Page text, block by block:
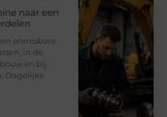
naar een
onmisbare
in de
en bij
Dagelijks